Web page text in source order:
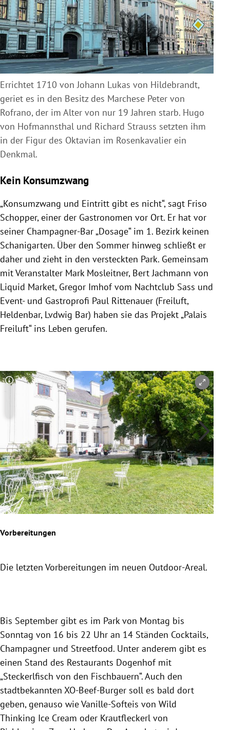
Errichtet 1710 von Johann Lukas von Hildebrandt,
geriet es in den Besitz des Marchese Peter von
Rofrano, der im Alter von nur 19 Jahren starb. Hugo
von Hofmannsthal und Richard Strauss setzten ihm
in der Figur des Oktavian im Rosenkavalier ein
Denkmal.
Kein Konsumzwang
„Konsumzwang und Eintritt gibt es nicht“, sagt Friso
Schopper, einer der Gastronomen vor Ort. Er hat vor
seiner Champagner-Bar „Dosage“ im 1. Bezirk keinen
Schanigarten. Über den Sommer hinweg schließt er
daher und zieht in den versteckten Park. Gemeinsam
mit Veranstalter Mark Mosleitner, Bert Jachmann von
Liquid Market, Gregor Imhof vom Nachtclub Sass und
Event- und Gastroprofi Paul Rittenauer (Freiluft,
Heldenbar, Lvdwig Bar) haben sie das Projekt „Palais
Freiluft“ ins Leben gerufen.
Copyright-Hinweis öffnen/schließen
Vorbereitungen
Die letzten Vorbereitungen im neuen Outdoor-Areal.
Bis September gibt es im Park von Montag bis
Sonntag von 16 bis 22 Uhr an 14 Ständen Cocktails,
Champagner und Streetfood. Unter anderem gibt es
einen Stand des Restaurants Dogenhof mit
„Steckerlfisch von den Fischbauern“. Auch den
stadtbekannten XO-Beef-Burger soll es bald dort
geben, genauso wie Vanille-Softeis von Wild
Thinking Ice Cream oder Krautfleckerl von